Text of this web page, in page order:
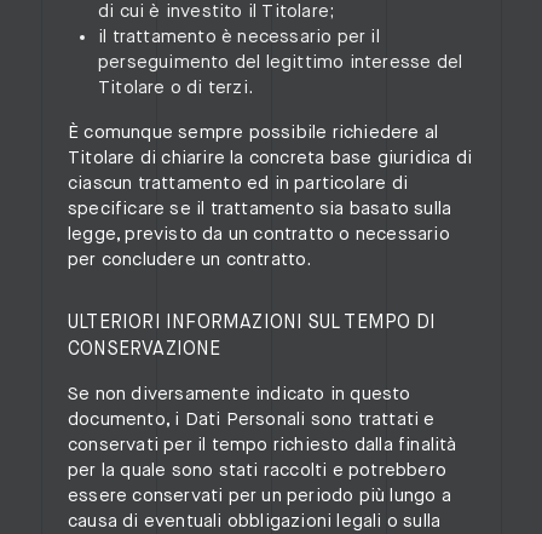
di cui è investito il Titolare;
il trattamento è necessario per il
perseguimento del legittimo interesse del
Titolare o di terzi.
È comunque sempre possibile richiedere al
Titolare di chiarire la concreta base giuridica di
ciascun trattamento ed in particolare di
specificare se il trattamento sia basato sulla
legge, previsto da un contratto o necessario
per concludere un contratto.
ULTERIORI INFORMAZIONI SUL TEMPO DI
CONSERVAZIONE
Se non diversamente indicato in questo
documento, i Dati Personali sono trattati e
conservati per il tempo richiesto dalla finalità
per la quale sono stati raccolti e potrebbero
essere conservati per un periodo più lungo a
causa di eventuali obbligazioni legali o sulla